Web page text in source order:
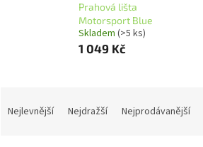
Prahová lišta
Motorsport Blue
Skladem (>5 ks)
1 049 Kč
Nejlevnější Nejdražší Nejprodávanější